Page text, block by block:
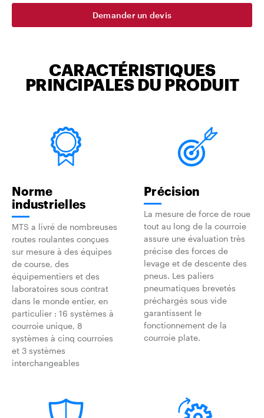
Demander un devis
CARACTÉRISTIQUES
PRINCIPALES DU PRODUIT
Norme
industrielles
MTS a livré de nombreuses
routes roulantes conçues
sur mesure à des équipes
de course, des
équipementiers et des
laboratoires sous contrat
dans le monde entier, en
particulier : 16 systèmes à
courroie unique, 8
systèmes à cinq courroies
et 3 systèmes
interchangeables
Précision
La mesure de force de roue
tout au long de la courroie
assure une évaluation très
précise des forces de
levage et de descente des
pneus. Les paliers
pneumatiques brevetés
préchargés sous vide
garantissent le
fonctionnement de la
courroie plate.